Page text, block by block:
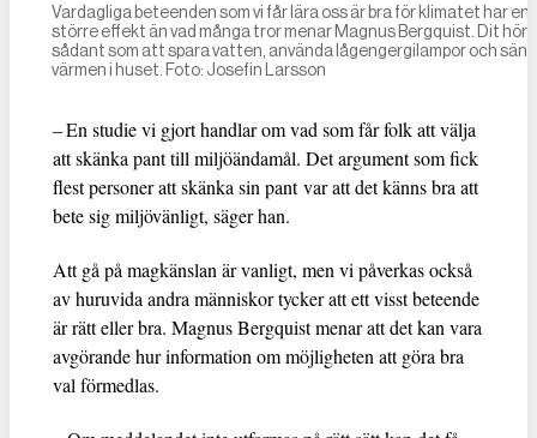
Vardagliga beteenden som vi får lära oss är bra för klimatet har en
större ­effekt än vad många tror menar Magnus Bergquist. Dit hör
sådant som att spara vatten, använda lågengergilampor och
värmen i huset. Foto: Josefin Larsson
– En studie vi gjort handlar om vad som får folk att välja
att skänka pant till miljöändamål. Det argument som fick
flest personer att skänka sin pant var att det känns bra att
bete sig miljövänligt, säger han.
Att gå på magkänslan är vanligt, men vi påverkas också
av huruvida andra människor tycker att ett visst beteende
är rätt eller bra. Magnus Bergquist menar att det kan vara
avgörande hur information om möjligheten att göra bra
val förmedlas.